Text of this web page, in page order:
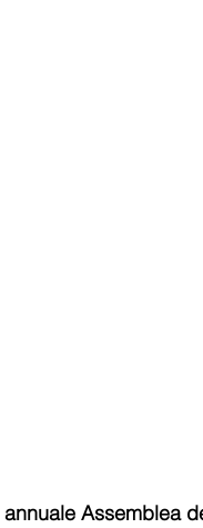
annuale Assemblea